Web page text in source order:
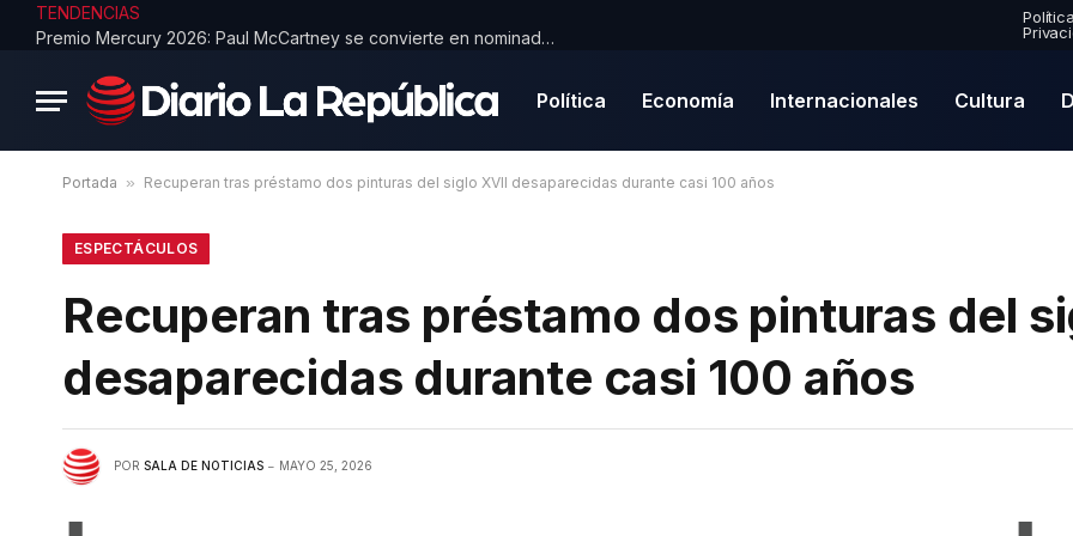
TENDENCIAS
Premio Mercury 2026: Paul McCartney se convierte en nominado por primera vez en una emocionante lista de finalistas
Política Economía Internacionales Cultura
Portada » Recuperan tras préstamo dos pinturas del siglo XVII desaparecidas durante casi 100 años
ESPECTÁCULOS
Recuperan tras préstamo dos pinturas del
desaparecidas durante casi 100 años
POR SALA DE NOTICIAS MAYO 25, 2026